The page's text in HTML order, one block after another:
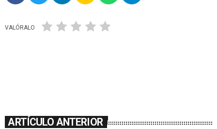
VALÓRALO
ARTÍCULO ANTERIOR